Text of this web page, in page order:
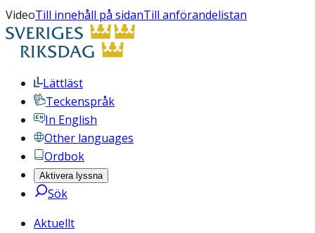
VideoTill innehåll på sidanTill anförandelistan
Lättläst
Teckenspråk
In English
Other languages
Ordbok
Aktivera lyssna
Sök
Aktuellt